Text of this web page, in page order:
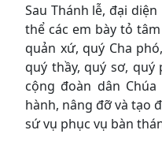
Sau Thánh lễ, đại
thể các em bày tỏ
quản xứ, quý Cha
quý thầy, quý sơ, quý
cộng đoàn dân
hành, nâng đỡ và tạo
sứ vụ phục vụ bàn